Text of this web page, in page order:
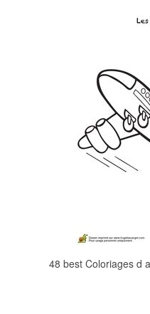
48 best Coloriages d